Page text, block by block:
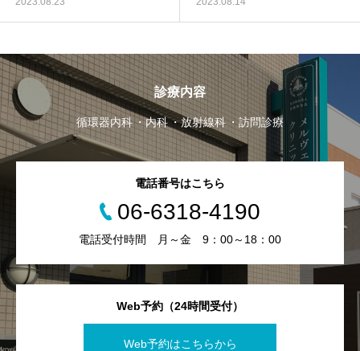
診療内容
循環器内科 内科 放射線科 訪問診療
Web予約（24時間受付）
Web予約はこちらから
電話番号はこちら
06-6318-4190
電話受付時間 月～金 9：00～18：00